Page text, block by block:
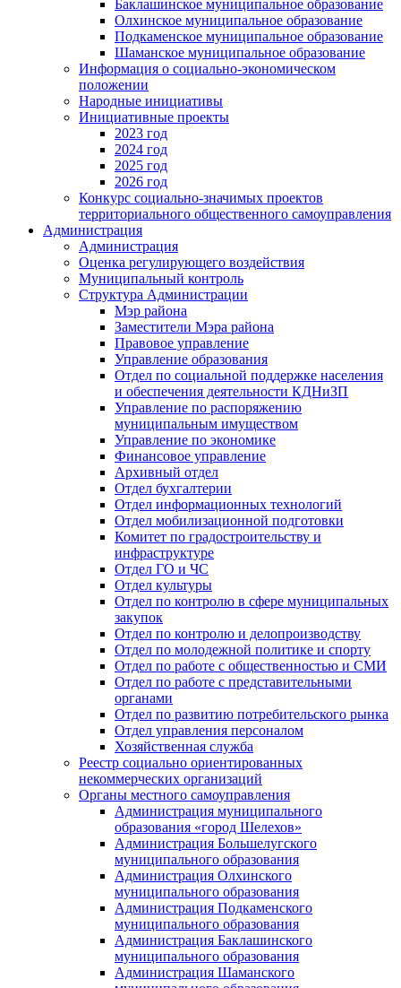
Баклашинское муниципальное образование
Олхинское муниципальное образование
Подкаменское муниципальное образование
Шаманское муниципальное образование
Информация о социально-экономическом
положении
Народные инициативы
Инициативные проекты
2023 год
2024 год
2025 год
2026 год
Конкурс социально-значимых проектов
территориального общественного самоуправления
Администрация
Администрация
Оценка регулирующего воздействия
Муниципальный контроль
Структура Администрации
Мэр района
Заместители Мэра района
Правовое управление
Управление образования
Отдел по социальной поддержке населения
и обеспечения деятельности КДНиЗП
Управление по распоряжению
муниципальным имуществом
Управление по экономике
Финансовое управление
Архивный отдел
Отдел бухгалтерии
Отдел информационных технологий
Отдел мобилизационной подготовки
Комитет по градостроительству и
инфраструктуре
Отдел ГО и ЧС
Отдел культуры
Отдел по контролю в сфере муниципальных
закупок
Отдел по контролю и делопроизводству
Отдел по молодежной политике и спорту
Отдел по работе с общественностью и СМИ
Отдел по работе с представительными
органами
Отдел по развитию потребительского рынка
Отдел управления персоналом
Хозяйственная служба
Реестр социально ориентированных
некоммерческих организаций
Органы местного самоуправления
Администрация муниципального
образования «город Шелехов»
Администрация Большелугского
муниципального образования
Администрация Олхинского
муниципального образования
Администрация Подкаменского
муниципального образования
Администрация Баклашинского
муниципального образования
Администрация Шаманского